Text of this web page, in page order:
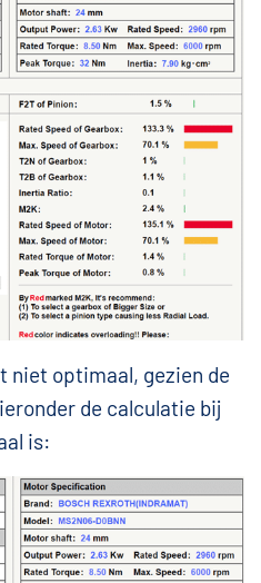
niet optimaal, gezien de
de calculatie bij
is: